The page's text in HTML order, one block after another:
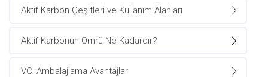
Aktif Karbon Çeşitleri ve Kullanım Alanları
Aktif Karbonun Ömrü Ne Kadardır?
VCI Ambalajlama Avantajları